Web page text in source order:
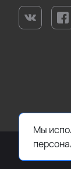
2026 ©
Мы